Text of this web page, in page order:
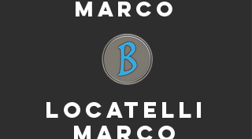
MARCO
LOCATELLI